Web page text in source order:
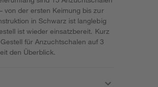
von der ersten Keimung bis zur
in Schwarz ist langlebig
ist wieder einsatzbereit. Kurz
für Anzuchtschalen auf 3
den Überblick.